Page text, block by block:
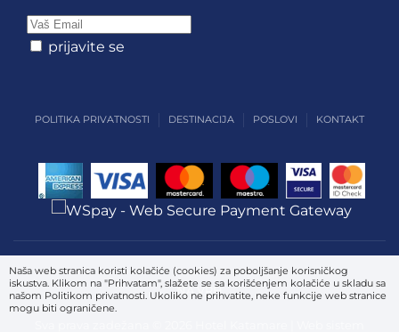
prijavite se
POLITIKA PRIVATNOSTI DESTINACIJA POSLOVI KONTAKT
NA VRH
Naša web stranica koristi kolačiće (cookies) za poboljšanje korisničkog
iskustva. Klikom na "Prihvatam", slažete se sa korišćenjem kolačiće u skladu sa
našom Politikom privatnosti. Ukoliko ne prihvatite, neke funkcije web stranice
mogu biti ograničene.